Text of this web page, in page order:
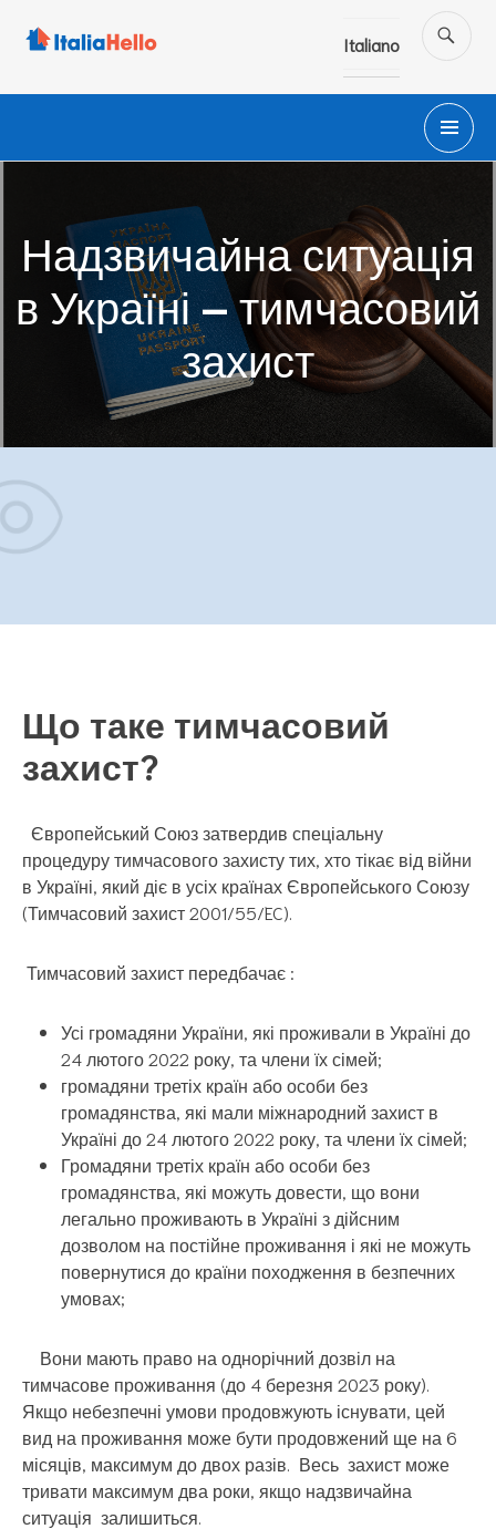
Italiano
Надзвичайна ситуація
в Україні – тимчасовий
захист
Що таке тимчасовий
захист?
Європейський Союз затвердив спеціальну
процедуру тимчасового захисту тих, хто тікає від війни
в Україні, який діє в усіх країнах Європейського Союзу
(Тимчасовий захист 2001/55/EC).
Тимчасовий захист передбачає :
Усі громадяни України, які проживали в Україні до
24 лютого 2022 року, та члени їх сімей;
громадяни третіх країн або особи без
громадянства, які мали міжнародний захист в
Україні до 24 лютого 2022 року, та члени їх сімей;
Громадяни третіх країн або особи без
громадянства, які можуть довести, що вони
легально проживають в Україні з дійсним
дозволом на постійне проживання і які не можуть
повернутися до країни походження в безпечних
умовах;
Вони мають право на однорічний дозвіл на
тимчасове проживання (до 4 березня 2023 року).
Якщо небезпечні умови продовжують існувати, цей
вид на проживання може бути продовжений ще на 6
місяців, максимум до двох разів. Весь захист може
тривати максимум два роки, якщо надзвичайна
ситуація залишиться.